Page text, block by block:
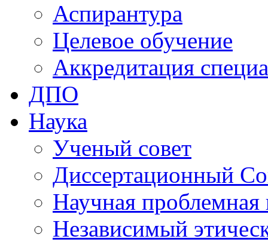
Аспирантура
Целевое обучение
Аккредитация
ДПО
Наука
Ученый совет
Диссертационный
Научная проблемная
Независимый